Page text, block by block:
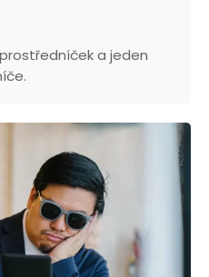
a jeden